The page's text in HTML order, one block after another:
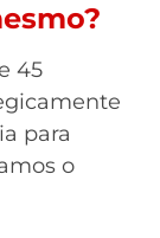
45
para
o